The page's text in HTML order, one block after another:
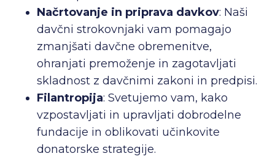
Načrtovanje in priprava davkov: Naši
davčni strokovnjaki vam pomagajo
zmanjšati davčne obremenitve,
ohranjati premoženje in zagotavljati
skladnost z davčnimi zakoni in predpisi.
Filantropija: Svetujemo vam, kako
vzpostavljati in upravljati dobrodelne
fundacije in oblikovati učinkovite
donatorske strategije.